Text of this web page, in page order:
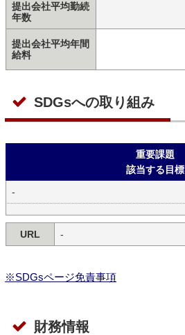
提出会社平均勤続
年数
提出会社平均年間
給料
SDGsへの取り組み
重要課題
該当する目標
-
URL -
※SDGsページ免責事項
財務情報